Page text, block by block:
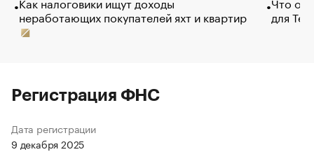
неработающих покупателей яхт и квартир
для
Регистрация ФНС
Дата регистрации
9 декабря 2025